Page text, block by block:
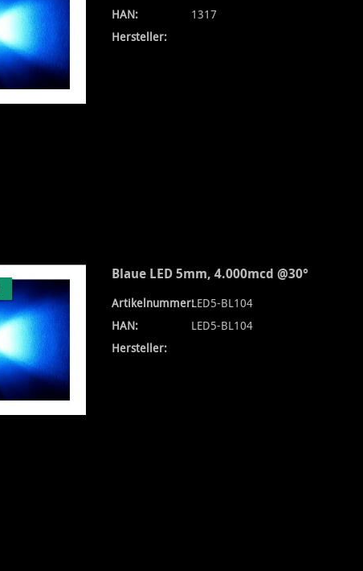
HAN:
1317
Hersteller:
Blaue LED 5mm, 4.000mcd @30°
Artikelnummer:LED5-BL104
HAN:
LED5-BL104
Hersteller: